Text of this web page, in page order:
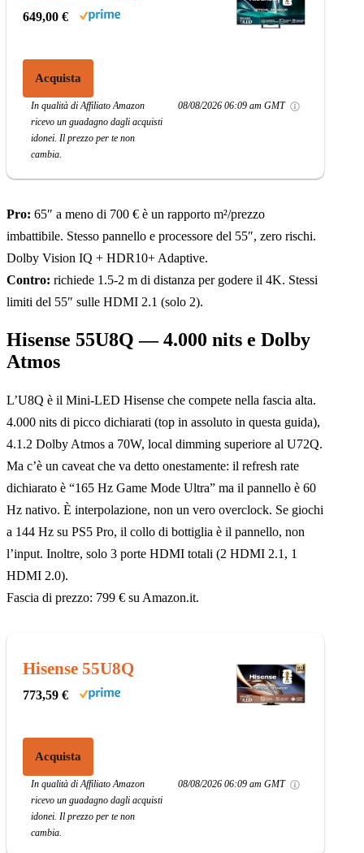
649,00 €
Acquista
In qualità di Affiliato Amazon
ricevo un guadagno dagli acquisti
idonei. Il prezzo per te non
cambia.
08/08/2026 06:09 am GMT
Pro: 65″ a meno di 700 € è un rapporto m²/prezzo
imbattibile. Stesso pannello e processore del 55″, zero rischi.
Dolby Vision IQ + HDR10+ Adaptive.
Contro: richiede 1.5-2 m di distanza per godere il 4K. Stessi
limiti del 55″ sulle HDMI 2.1 (solo 2).
Hisense 55U8Q — 4.000 nits e Dolby
Atmos
L’U8Q è il Mini-LED Hisense che compete nella fascia alta.
4.000 nits di picco dichiarati (top in assoluto in questa guida),
4.1.2 Dolby Atmos a 70W, local dimming superiore al U72Q.
Ma c’è un caveat che va detto onestamente: il refresh rate
dichiarato è “165 Hz Game Mode Ultra” ma il pannello è 60
Hz nativo. È interpolazione, non un vero overclock. Se giochi
a 144 Hz su PS5 Pro, il collo di bottiglia è il pannello, non
l’input. Inoltre, solo 3 porte HDMI totali (2 HDMI 2.1, 1
HDMI 2.0).
Fascia di prezzo: 799 € su Amazon.it.
Hisense 55U8Q
773,59 €
Acquista
In qualità di Affiliato Amazon
ricevo un guadagno dagli acquisti
idonei. Il prezzo per te non
cambia.
08/08/2026 06:09 am GMT